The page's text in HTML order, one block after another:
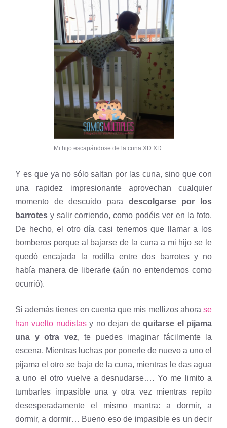
Mi hijo escapándose de la cuna XD XD
Y es que ya no sólo saltan por las cuna, sino que con
una rapidez impresionante aprovechan cualquier
momento de descuido para descolgarse por los
barrotes y salir corriendo, como podéis ver en la foto.
De hecho, el otro día casi tenemos que llamar a los
bomberos porque al bajarse de la cuna a mi hijo se le
quedó encajada la rodilla entre dos barrotes y no
había manera de liberarle (aún no entendemos como
ocurrió).
Si además tienes en cuenta que mis mellizos ahora se
han vuelto nudistasy no dejan dequitarse el pijama
una y otra vez, te puedes imaginar fácilmente la
escena. Mientras luchas por ponerle de nuevo a uno el
pijama el otro se baja de la cuna, mientras le das agua
a uno el otro vuelve a desnudarse…. Yo me limito a
tumbarles impasible una y otra vez mientras repito
desesperadamente el mismo mantra: a dormir, a
dormir, a dormir… Bueno eso de impasible es un decir